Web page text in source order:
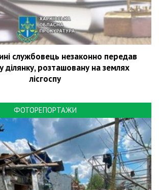
службовець незаконно передав
ділянку, розташовану на землях
лісгоспу
ФОТОРЕПОРТАЖИ